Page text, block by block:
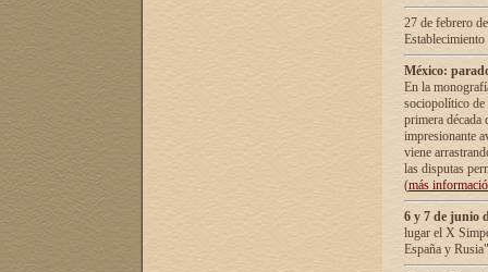
27 de febrero
México:
En la
sociopolítico de
primera década
impresionante
viene
las disputas
(más
6 y 7 de junio
lugar el X
España y